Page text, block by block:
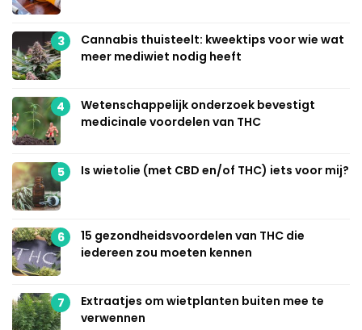
3
Cannabis thuisteelt: kweektips voor wie wat
meer mediwiet nodig heeft
4
Wetenschappelijk onderzoek bevestigt
medicinale voordelen van THC
5 Is wietolie (met CBD en/of THC) iets voor mij?
6
15 gezondheidsvoordelen van THC die
iedereen zou moeten kennen
7
Extraatjes om wietplanten buiten mee te
verwennen